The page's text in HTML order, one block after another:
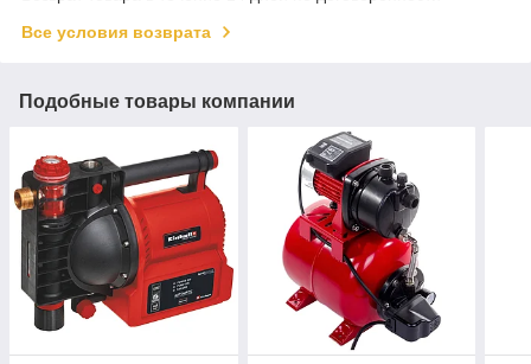
Все условия возврата
Подобные товары компании